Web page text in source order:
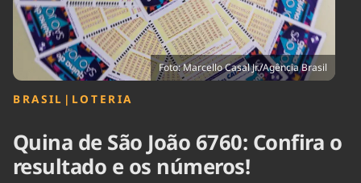
Foto: Marcello Casal Jr./Agência Brasil
BRASIL | LOTERIA
Quina de São João 6760: Confira o
resultado e os números!